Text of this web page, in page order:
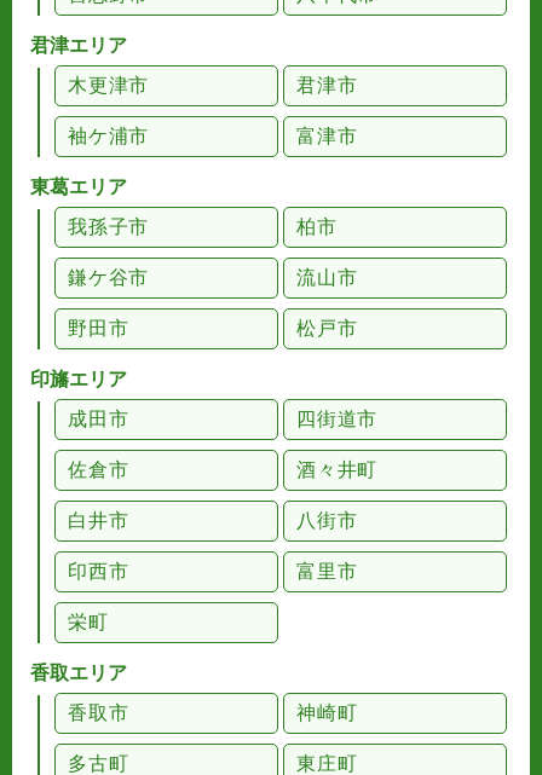
君津エリア
木更津市
君津市
袖ケ浦市 富津市
東葛エリア
我孫子市
柏市
鎌ケ谷市 流山市
野田市 松戸市
印旛エリア
成田市
四街道市
佐倉市 酒々井町
白井市 八街市
印西市 富里市
栄町
香取エリア
香取市
神崎町
多古町 東庄町